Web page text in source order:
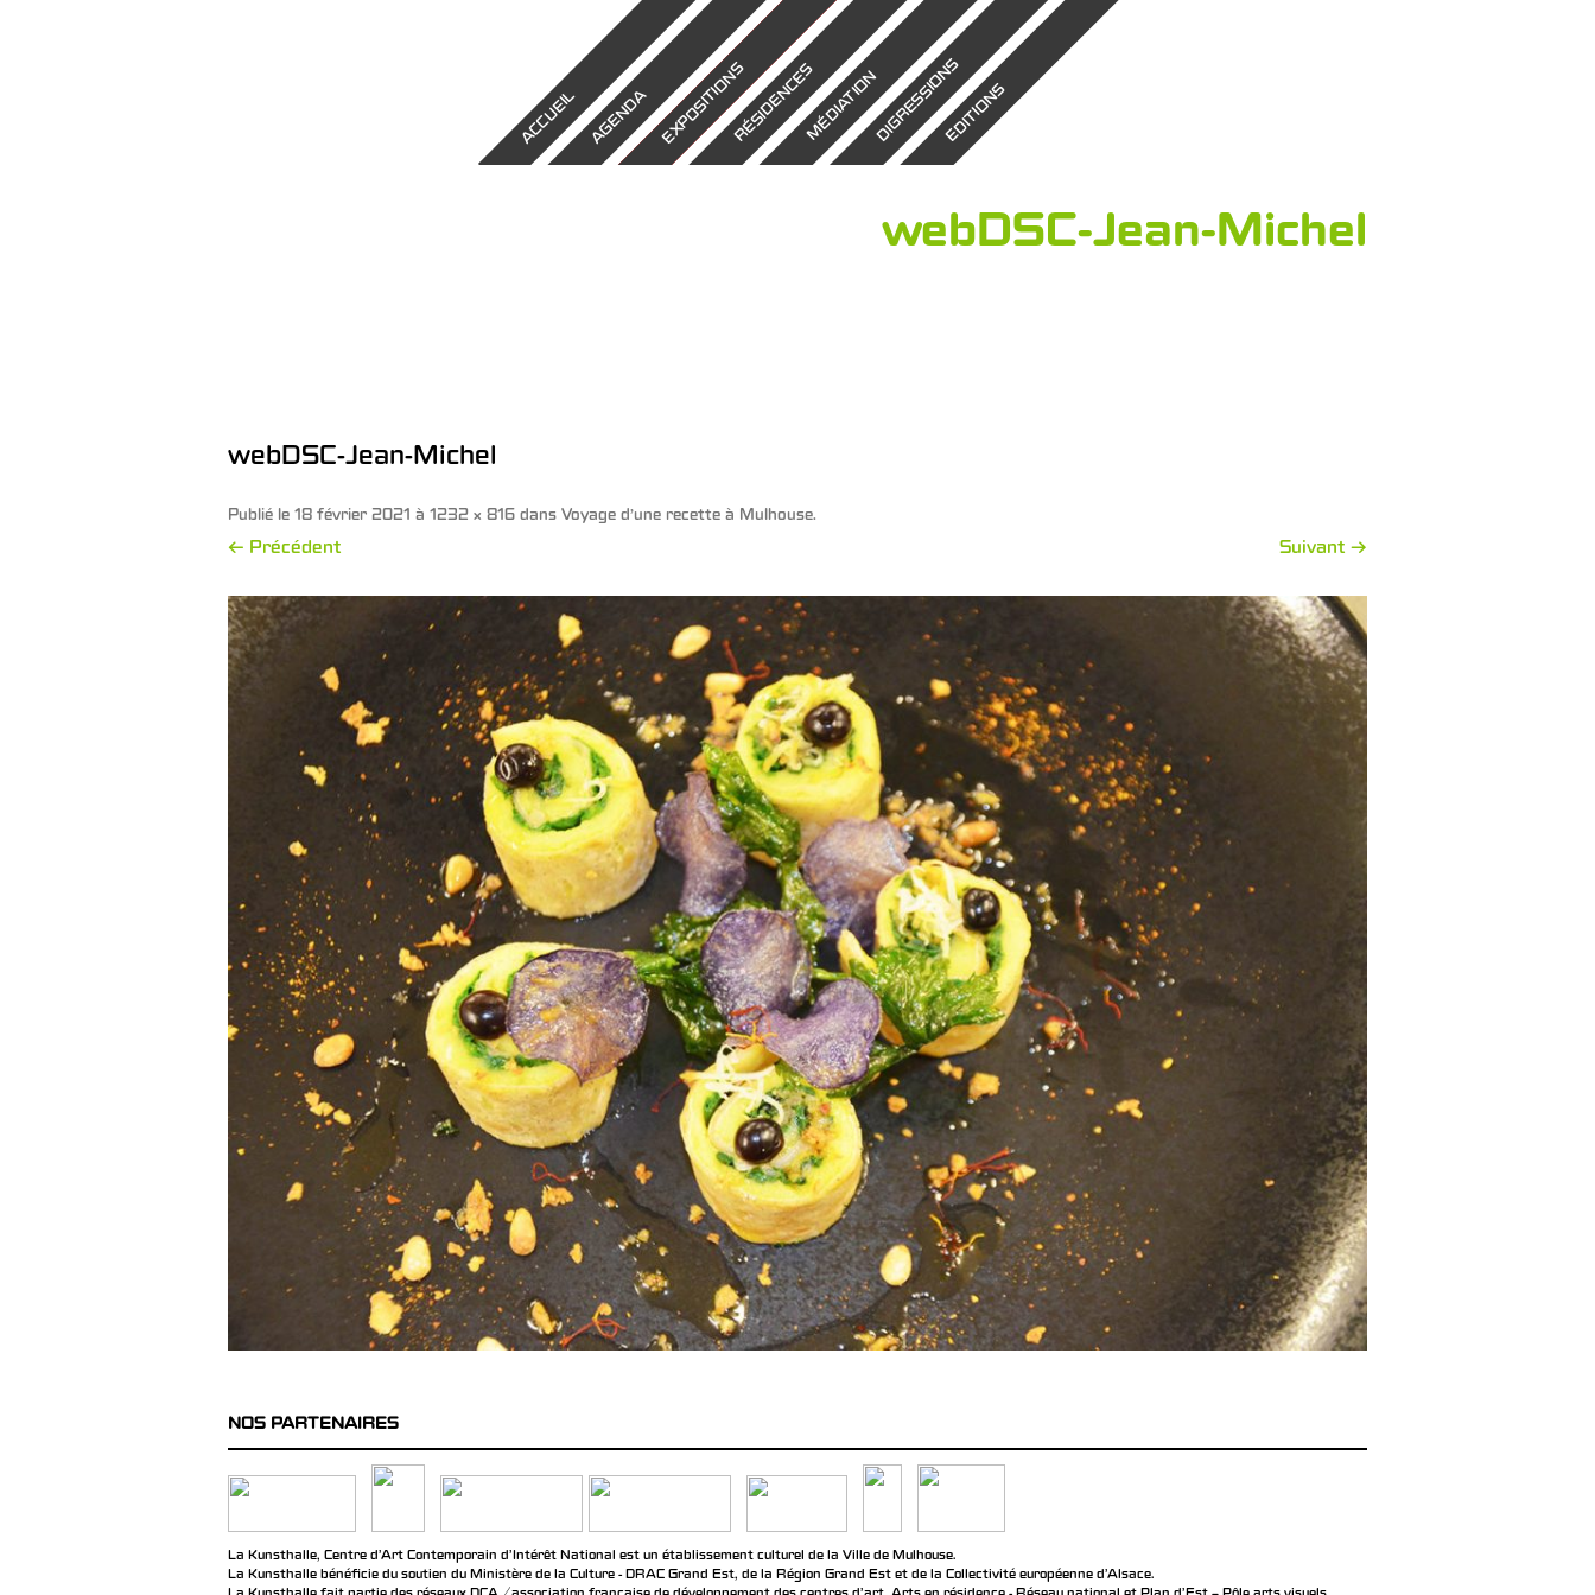
ACCUEILAGENDAEXPOSITIONSRÉSIDENCESMÉDIATIONDIGRESSIONSEDITIONS
webDSC-Jean-Michel
webDSC-Jean-Michel
Publié le 18 février 2021 à 1232 × 816 dans Voyage d’une recette à Mulhouse.
← Précédent Suivant →
NOS PARTENAIRES
La Kunsthalle, Centre d’Art Contemporain d’Intérêt National est un établissement culturel de la Ville de Mulhouse.
La Kunsthalle bénéficie du soutien du Ministère de la Culture - DRAC Grand Est, de la Région Grand Est et de la Collectivité européenne d’Alsace.